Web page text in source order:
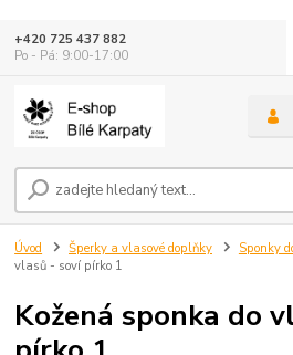
+420 725 437 882
Po - Pá: 9:00-17:00
Úvod Šperky a vlasové doplňky Sponky
vlasů - soví pírko 1
Kožená sponka do